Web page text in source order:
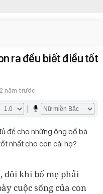
ra đều biết điều tốt
2 năm trước
để cho những ông bố bà
nhất cho con cái họ?
đôi khi bố mẹ phải
cuộc sống của con